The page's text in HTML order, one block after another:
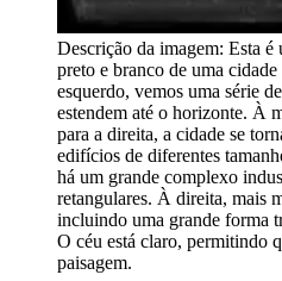
Descrição da imagem: Esta é
preto e branco de uma
esquerdo, vemos uma série
estendem até o horizonte. À
para a direita, a cidade se
edifícios de diferentes
há um grande complexo
retangulares. À direita, mais
incluindo uma grande forma
O céu está claro, permitindo
paisagem.